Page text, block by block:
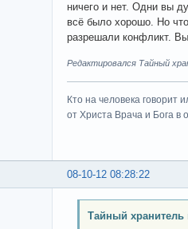
ничего и нет. Одни вы
всё было хорошо. Но
разрешали конфликт.
Редактировался Тайный
Кто на человека говорит
от Христа Врача и Бога в
08-10-12 08:28:22
Тайный хранитель